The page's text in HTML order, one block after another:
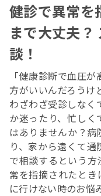
健診で異常
まで大丈夫？
談！
「健康診断で血圧
方がいいんだろうけ
わざわざ受診しなく
か迷ったり、忙し
はありませんか？
り、家から遠くて
で相談するという
常を指摘されたと
に行けない時のお悩